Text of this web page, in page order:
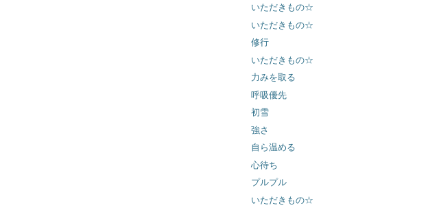
いただきもの☆
いただきもの☆
修行
いただきもの☆
力みを取る
呼吸優先
初雪
強さ
自ら温める
心待ち
プルプル
いただきもの☆